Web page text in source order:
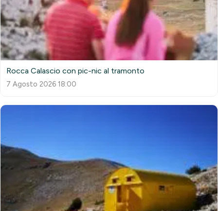
Rocca Calascio con pic-nic al tramonto
7 Agosto 2026 18:00